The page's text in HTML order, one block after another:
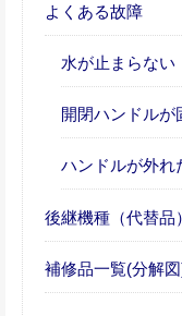
よくある故障
水が止まらない
開閉ハンドルが
ハンドルが外れ
後継機種（代替品）
補修品一覧(分解